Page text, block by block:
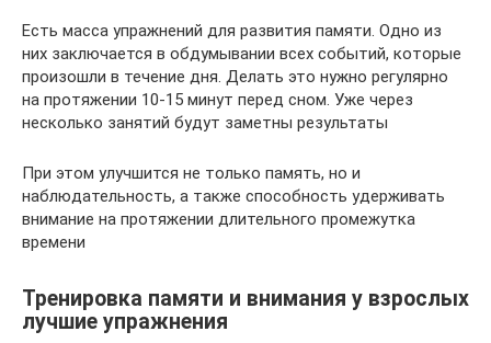
Есть масса упражнений для развития памяти. Одно из
них заключается в обдумывании всех событий, которые
произошли в течение дня. Делать это нужно регулярно
на протяжении 10-15 минут перед сном. Уже через
несколько занятий будут заметны результаты
При этом улучшится не только память, но и
наблюдательность, а также способность удерживать
внимание на протяжении длительного промежутка
времени
Тренировка памяти и внимания у взрослых
лучшие упражнения